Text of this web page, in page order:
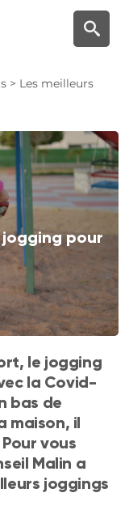
> Les meilleurs
jogging pour
le jogging
la Covid-
bas de
maison, il
vous
Malin a
joggings